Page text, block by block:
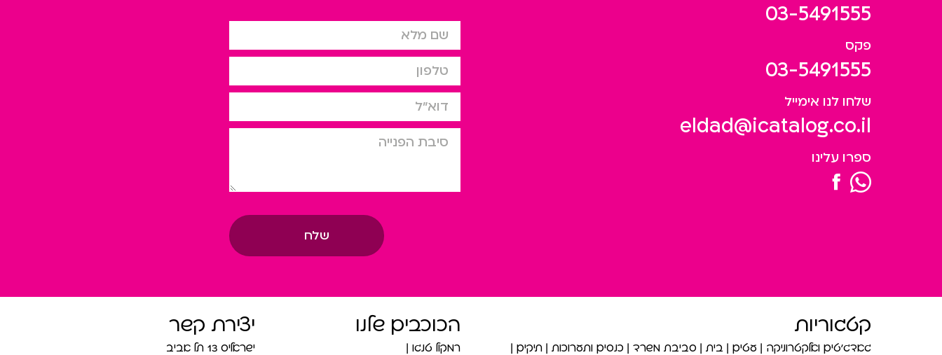
03-5491555
פקס
03-5491555
שלחו לנו אימייל
eldad@icatalog.co.il
ספרו עלינו
שם מלא
טלפון
דוא”ל
סיבת הפניה
שלח
קטגוריות
גאדג’טים ואלקטרוניקה עטים בית סביבת משרד כנסים ותערוכות תיקים
הכוכבים שלנו
רמקול טנגו
יצירת קשר
ישראליס 13 תל אביב